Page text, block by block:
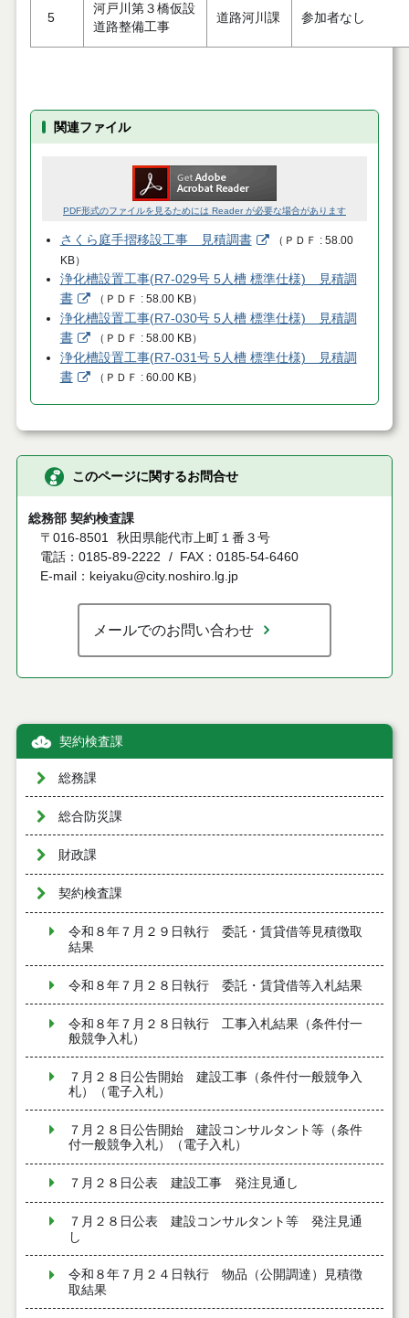
5
河戸川第３橋仮設
道路整備工事
道路河川課 参加者なし
関連ファイル
PDF形式のファイルを見るためには Reader が必要な場合があります
さくら庭手摺移設工事 見積調書 （ ＰＤＦ
58.00
KB）
浄化槽設置工事(R7-029号 5人槽 標準仕様) 見積調
書
（ ＰＤＦ 58.00 KB）
浄化槽設置工事(R7-030号 5人槽 標準仕様) 見積調
書
（ ＰＤＦ 58.00 KB）
浄化槽設置工事(R7-031号 5人槽 標準仕様) 見積調
書
（ ＰＤＦ 60.00 KB）
このページに関するお問合せ
総務部 契約検査課
〒016-8501
秋田県能代市上町１番３号
電話：0185-89-2222
FAX：0185-54-6460
E-mail：keiyaku@city.noshiro.lg.jp
メールでのお問い合わせ
契約検査課
総務課
総合防災課
財政課
契約検査課
令和８年７月２９日執行 委託・賃貸借等見積徴取
結果
令和８年７月２８日執行 委託・賃貸借等入札結果
令和８年７月２８日執行 工事入札結果（条件付一
般競争入札）
７月２８日公告開始 建設工事（条件付一般競争入
札）（電子入札）
７月２８日公告開始 建設コンサルタント等（条件
付一般競争入札）（電子入札）
７月２８日公表 建設工事 発注見通し
７月２８日公表 建設コンサルタント等 発注見通
し
令和８年７月２４日執行 物品（公開調達）見積徴
取結果